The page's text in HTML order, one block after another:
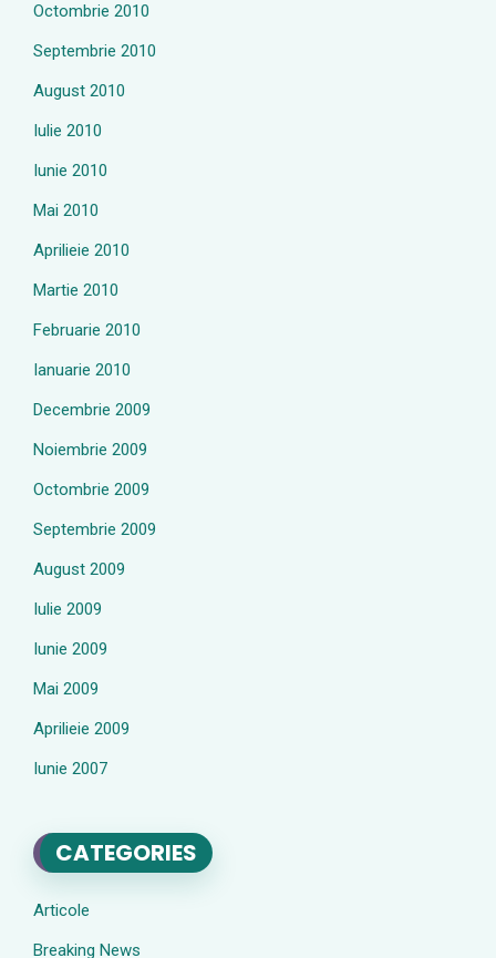
Octombrie 2010
Septembrie 2010
August 2010
Iulie 2010
Iunie 2010
Mai 2010
Aprilieie 2010
Martie 2010
Februarie 2010
Ianuarie 2010
Decembrie 2009
Noiembrie 2009
Octombrie 2009
Septembrie 2009
August 2009
Iulie 2009
Iunie 2009
Mai 2009
Aprilieie 2009
Iunie 2007
CATEGORIES
Articole
Breaking News